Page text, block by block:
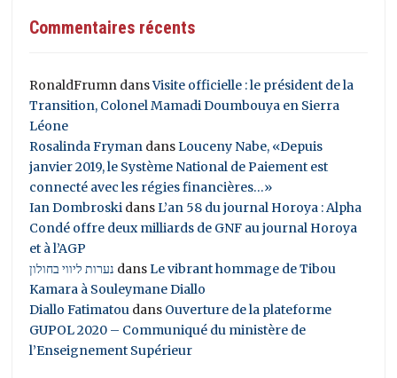
Commentaires récents
RonaldFrumn dansVisite officielle : le président de la
Transition, Colonel Mamadi Doumbouya en Sierra
Léone
Rosalinda Fryman dansLouceny Nabe, «Depuis
janvier 2019, le Système National de Paiement est
connecté avec les régies financières…»
Ian Dombroski dansL’an 58 du journal Horoya : Alpha
Condé offre deux milliards de GNF au journal Horoya
et à l’AGP
נערות ליווי בחולון dansLe vibrant hommage de Tibou
Kamara à Souleymane Diallo
Diallo Fatimatou dans Ouverture de la plateforme
GUPOL 2020 – Communiqué du ministère de
l’Enseignement Supérieur